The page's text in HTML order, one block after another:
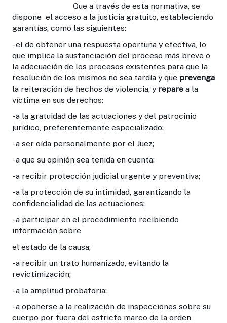
Que a través de esta normativa, se
dispone el acceso a la justicia gratuito, estableciendo
garantías, como las siguientes:
- el de obtener una respuesta oportuna y efectiva, lo
que implica la sustanciación del proceso más breve o
la adecuación de los procesos existentes para que la
resolución de los mismos no sea tardía y que prevenga
la reiteración de hechos de violencia, y repare a la
víctima en sus derechos:
- a la gratuidad de las actuaciones y del patrocinio
jurídico, preferentemente especializado;
- a ser oída personalmente por el Juez;
- a que su opinión sea tenida en cuenta:
- a recibir protección judicial urgente y preventiva;
- a la protección de su intimidad, garantizando la
confidencialidad de las actuaciones;
- a participar en el procedimiento recibiendo
información sobre
el estado de la causa;
- a recibir un trato humanizado, evitando la
revictimización;
- a la amplitud probatoria;
- a oponerse a la realización de inspecciones sobre su
cuerpo por fuera del estricto marco de la orden